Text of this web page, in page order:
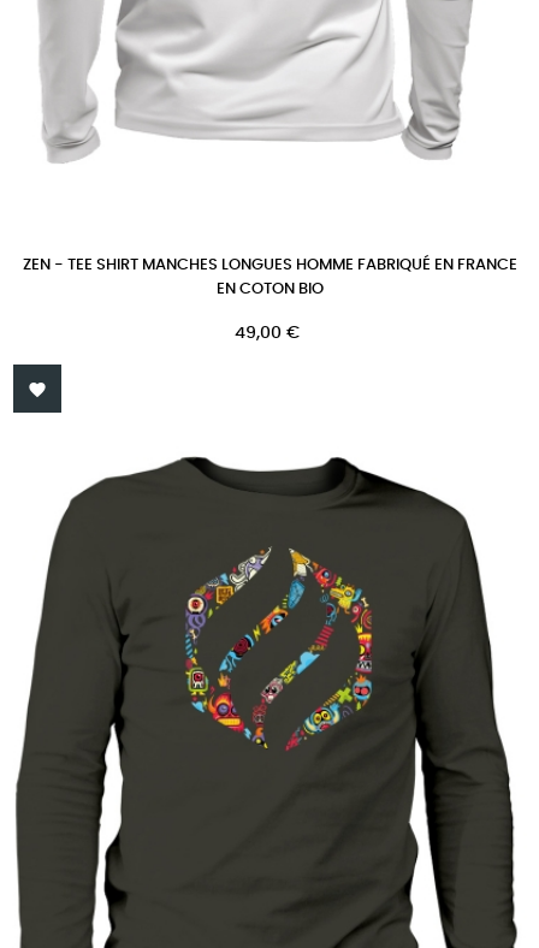
ZEN - TEE SHIRT MANCHES LONGUES HOMME FABRIQUÉ EN FRANCE
EN COTON BIO
Prix
49,00 €
